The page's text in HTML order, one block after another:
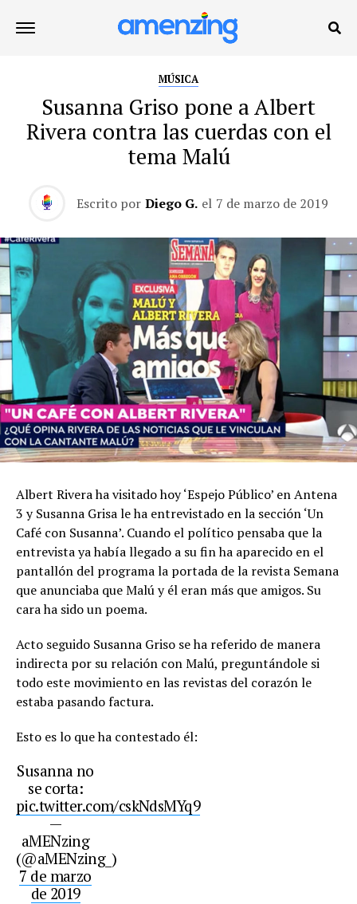
MÚSICA
Susanna Griso pone a Albert
Rivera contra las cuerdas con el
tema Malú
Escrito por Diego G. el 7 de marzo de 2019
Albert Rivera ha visitado hoy ‘Espejo Público’ en Antena
3 y Susanna Grisa le ha entrevistado en la sección ‘Un
Café con Susanna’. Cuando el político pensaba que la
entrevista ya había llegado a su fin ha aparecido en el
pantallón del programa la portada de la revista Semana
que anunciaba que Malú y él eran más que amigos. Su
cara ha sido un poema.
Acto seguido Susanna Griso se ha referido de manera
indirecta por su relación con Malú, preguntándole si
todo este movimiento en las revistas del corazón le
estaba pasando factura.
Esto es lo que ha contestado él:
Susanna no
se corta:
pic.twitter.com/cskNdsMYq9
—
aMENzing
(@aMENzing_)
7 de marzo
de 2019